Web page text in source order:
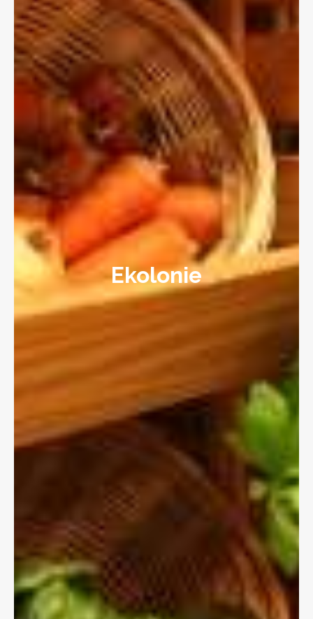
Ekolonie